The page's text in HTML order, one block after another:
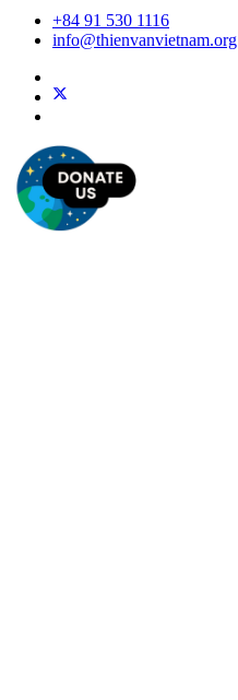
+84 91 530 1116
info@thienvanvietnam.org